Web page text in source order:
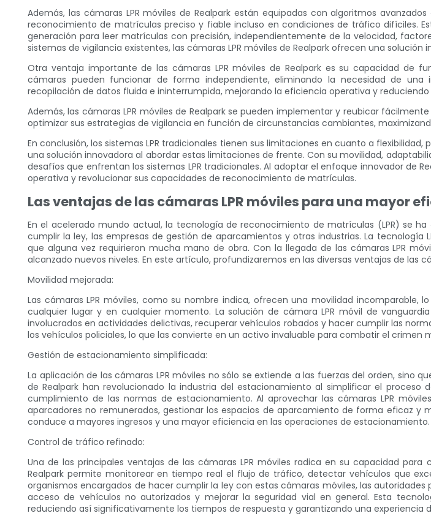
Además, las cámaras LPR móviles de Realpark están equipadas con algoritmos
reconocimiento de matrículas preciso y fiable incluso en condiciones de tráfico difíciles.
generación para leer matrículas con precisión, independientemente de la velocidad,
sistemas de vigilancia existentes, las cámaras LPR móviles de Realpark ofrecen una
Otra ventaja importante de las cámaras LPR móviles de Realpark es su capacidad de
cámaras pueden funcionar de forma independiente, eliminando la necesidad de
recopilación de datos fluida e ininterrumpida, mejorando la eficiencia operativa y
Además, las cámaras LPR móviles de Realpark se pueden implementar y reubicar
optimizar sus estrategias de vigilancia en función de circunstancias cambiantes,
En conclusión, los sistemas LPR tradicionales tienen sus limitaciones en cuanto a
una solución innovadora al abordar estas limitaciones de frente. Con su movilidad,
desafíos que enfrentan los sistemas LPR tradicionales. Al adoptar el enfoque innovador de
operativa y revolucionar sus capacidades de reconocimiento de matrículas.
Las ventajas de las cámaras LPR móviles para una mayor
En el acelerado mundo actual, la tecnología de reconocimiento de matrículas (LPR) se
cumplir la ley, las empresas de gestión de aparcamientos y otras industrias. La
que alguna vez requirieron mucha mano de obra. Con la llegada de las cámaras LPR
alcanzado nuevos niveles. En este artículo, profundizaremos en las diversas ventajas de las
Movilidad mejorada:
Las cámaras LPR móviles, como su nombre indica, ofrecen una movilidad
cualquier lugar y en cualquier momento. La solución de cámara LPR móvil de
involucrados en actividades delictivas, recuperar vehículos robados y hacer cumplir las
los vehículos policiales, lo que las convierte en un activo invaluable para combatir el crimen
Gestión de estacionamiento simplificada:
La aplicación de las cámaras LPR móviles no sólo se extiende a las fuerzas del orden,
de Realpark han revolucionado la industria del estacionamiento al simplificar el
cumplimiento de las normas de estacionamiento. Al aprovechar las cámaras LPR
aparcadores no remunerados, gestionar los espacios de aparcamiento de forma eficaz y
conduce a mayores ingresos y una mayor eficiencia en las operaciones de estacionamiento.
Control de tráfico refinado:
Una de las principales ventajas de las cámaras LPR móviles radica en su capacidad
Realpark permite monitorear en tiempo real el flujo de tráfico, detectar vehículos que
organismos encargados de hacer cumplir la ley con estas cámaras móviles, las
acceso de vehículos no autorizados y mejorar la seguridad vial en general. Esta
reduciendo así significativamente los tiempos de respuesta y garantizando una experiencia